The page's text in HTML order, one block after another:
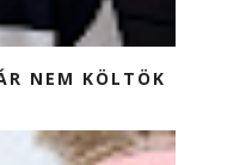
NEM KÖLTÖK